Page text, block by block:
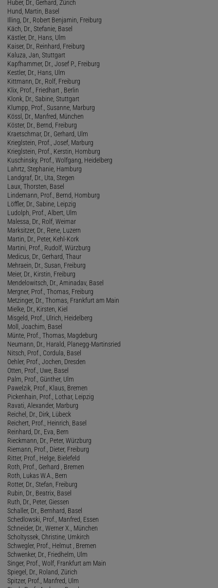
Huber, Dr., Gerhard, Zürich
Hund, Martin, Basel
Illing, Dr., Robert Benjamin, Freiburg
Käch, Dr., Stefanie, Basel
Kästler, Dr., Hans, Ulm
Kaiser, Dr., Reinhard, Freiburg
Kaluza, Jan, Stuttgart
Kapfhammer, Dr., Josef P., Freiburg
Kestler, Dr., Hans, Ulm
Kittmann, Dr., Rolf, Freiburg
Klix, Prof., Friedhart , Berlin
Klonk, Dr., Sabine, Stuttgart
Klumpp, Prof., Susanne, Marburg
Kössl, Dr., Manfred, München
Köster, Dr., Bernd, Freiburg
Kraetschmar, Dr., Gerhard, Ulm
Krieglstein, Prof., Josef, Marburg
Krieglstein, Prof., Kerstin, Homburg
Kuschinsky, Prof., Wolfgang, Heidelberg
Lahrtz, Stephanie, Hamburg
Landgraf, Dr., Uta, Stegen
Laux, Thorsten, Basel
Lindemann, Prof., Bernd, Homburg
Löffler, Dr., Sabine, Leipzig
Ludolph, Prof., Albert, Ulm
Malessa, Dr., Rolf, Weimar
Marksitzer, Dr., Rene, Luzern
Martin, Dr., Peter, Kehl-Kork
Martini, Prof., Rudolf, Würzburg
Medicus, Dr., Gerhard, Thaur
Mehraein, Dr., Susan, Freiburg
Meier, Dr., Kirstin, Freiburg
Mendelowitsch, Dr., Aminadav, Basel
Mergner, Prof., Thomas, Freiburg
Metzinger, Dr., Thomas, Frankfurt am Main
Mielke, Dr., Kirsten, Kiel
Misgeld, Prof., Ulrich, Heidelberg
Moll, Joachim, Basel
Münte, Prof., Thomas, Magdeburg
Neumann, Dr., Harald, Planegg-Martinsried
Nitsch, Prof., Cordula, Basel
Oehler, Prof., Jochen, Dresden
Otten, Prof., Uwe, Basel
Palm, Prof., Günther, Ulm
Pawelzik, Prof., Klaus, Bremen
Pickenhain, Prof., Lothar, Leipzig
Ravati, Alexander, Marburg
Reichel, Dr., Dirk, Lübeck
Reichert, Prof., Heinrich, Basel
Reinhard, Dr., Eva, Bern
Rieckmann, Dr., Peter, Würzburg
Riemann, Prof., Dieter, Freiburg
Ritter, Prof., Helge, Bielefeld
Roth, Prof., Gerhard , Bremen
Roth, Lukas W.A., Bern
Rotter, Dr., Stefan, Freiburg
Rubin, Dr., Beatrix, Basel
Ruth, Dr., Peter, Giessen
Schaller, Dr., Bernhard, Basel
Schedlowski, Prof., Manfred, Essen
Schneider, Dr., Werner X., München
Scholtyssek, Christine, Umkirch
Schwegler, Prof., Helmut , Bremen
Schwenker, Dr., Friedhelm, Ulm
Singer, Prof., Wolf, Frankfurt am Main
Spiegel, Dr., Roland, Zürich
Spitzer, Prof., Manfred, Ulm